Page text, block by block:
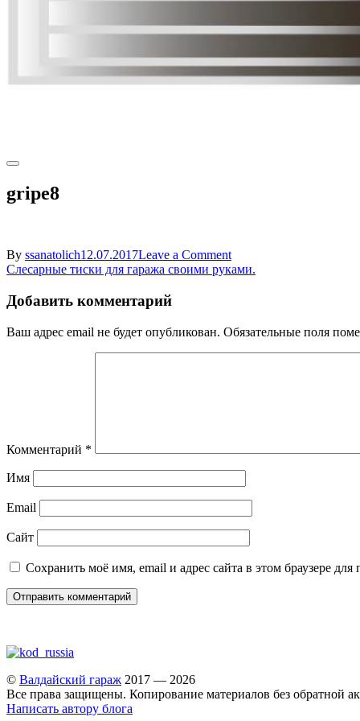
gripe8
By ssanatolich12.07.2017Leave a Commenton
gripe8
Навигация
по
записям
Слесарные тиски для гаража своими руками.
Добавить комментарий
Ваш адрес email не будет опубликован. Обязательные поля
Комментарий *
Имя
Email
Сайт
Сохранить моё имя, email и адрес сайта в этом браузере
© Валдайский гараж 2017 — 2026
Все права защищены. Копирование материалов без обратной
Написать автору блога